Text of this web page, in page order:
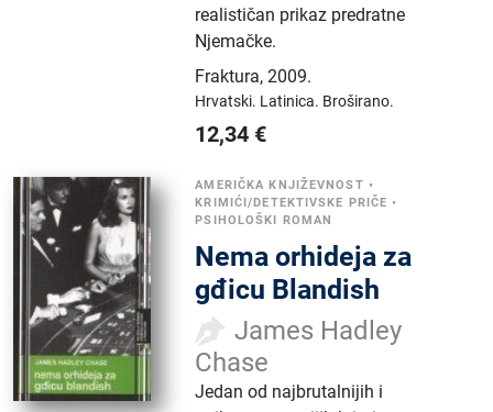
realističan prikaz predratne
Njemačke.
Fraktura,2009.
Hrvatski. Latinica. Broširano.
12,34 €
AMERIČKA KNJIŽEVNOST •
KRIMIĆI/DETEKTIVSKE PRIČE •
PSIHOLOŠKI ROMAN
Nema orhideja za
gđicu Blandish
James Hadley
Chase
Jedan od najbrutalnijih i